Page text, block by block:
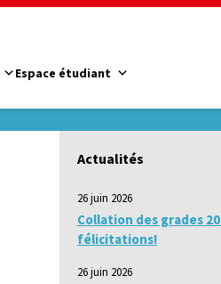
Espace étudiant
Actualités
26 juin 2026
Collation des grades
félicitations!
26 juin 2026